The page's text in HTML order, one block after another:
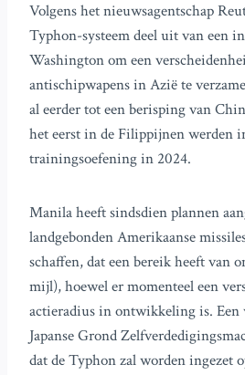
Volgens het nieuwsagentschap
Typhon-systeem deel uit van een
Washington om een
antischipwapens in Azië te
al eerder tot een berisping van
het eerst in de Filippijnen werden
trainingsoefening in 2024.
Manila heeft sindsdien plannen
landgebonden Amerikaanse
schaffen, dat een bereik heeft van
mijl), hoewel er momenteel een
actieradius in ontwikkeling is. Een
Japanse Grond
dat de Typhon zal worden ingezet